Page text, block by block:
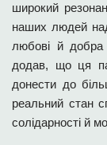
широкий
наших людей
любові й добра
додав, що ця
донести до
реальний стан
солідарності й